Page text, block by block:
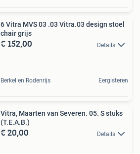
6 Vitra MVS 03 .03 Vitra.03 design stoel
chair grijs
€ 152,00 Details
Berkel en Rodenrijs Eergisteren
Vitra, Maarten van Severen. 05. S stuks
(T.E.A.B.)
€ 20,00 Details